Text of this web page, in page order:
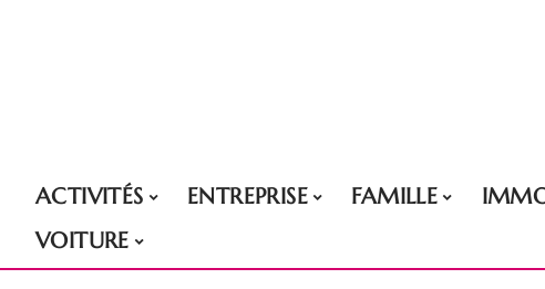
ACTIVITÉS ENTREPRISE FAMILLE
VOITURE